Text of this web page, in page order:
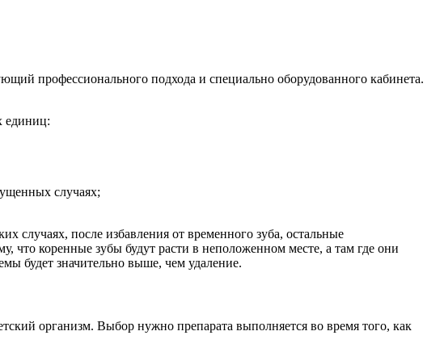
профессионального подхода и специально оборудованного кабинета.
единиц:
случаях;
случаях, после избавления от временного зуба, остальные
что коренные зубы будут расти в неположенном месте, а там где они
будет значительно выше, чем удаление.
организм. Выбор нужно препарата выполняется во время того, как